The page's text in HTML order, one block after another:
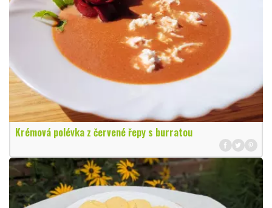
Krémová polévka z červené řepy s burratou